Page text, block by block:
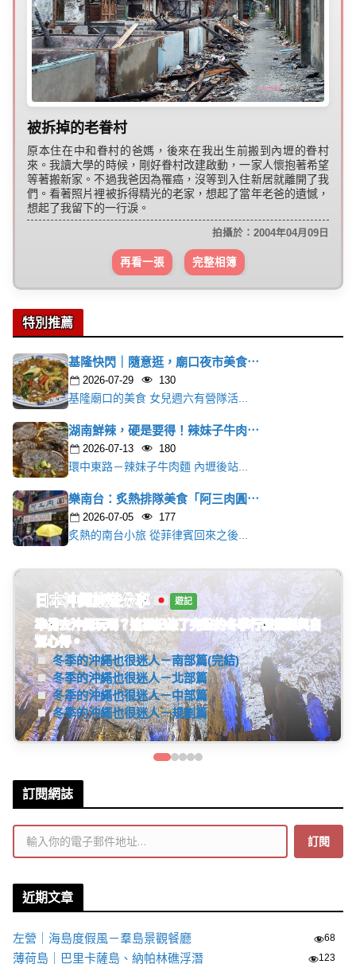
被拆掉的老眷村
原本住在中和眷村的爸媽，後來在我出生前搬到內壢的眷村
來。我讀大學的時候，剛好眷村改建啟動，一家人懷抱著希望
等著搬新家。不過我爸因為罹癌，沒等到入住新居就離開了我
們。看著照片裡被拆得精光的老家，想起了當年老爸的遺憾，
想起了我留下的一行淚。
拍攝於：2004年04月09日
再看一張 完整相簿
特別推薦
基隆快閃｜隨意逛，廟口夜市美食⋯
2026-07-29 130
基隆廟口的美食 女兒週六有營隊活...
湖南鮮辣，硬是要得！辣妹子牛肉⋯
2026-07-13 180
環中東路－辣妹子牛肉麵 內壢後站...
樂南台：炙熱排隊美食「阿三肉圓⋯
2026-07-05 177
炙熱的南台小旅 從菲律賓回來之後...
日本大阪旅遊分享 遊記
大阪住宿、天橋立一日遊、環球影城任天堂世界等詳細
旅遊資訊分享。(連載中...)
了解更多
訂閱網誌
輸入你的電子郵件地址…
訂閱
近期文章
左營｜海島度假風－羣島景觀餐廳 68
薄荷島｜巴里卡薩島、納帕林礁浮潛 123